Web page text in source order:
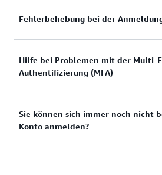
Benötigen Sie Hilfe mit der
Dokumentation anzeigen
Fehlerbehebung bei der
Sie haben versucht, sich
Anmeldeinformationen haben
Root-Benutzerkonto?
Hilfe bei Problemen mit der Multi-
Authentifizierung (MFA)
Verlorenes oder unbrauchbares
Authentifizierungs-Gerät (MFA)
Sie können sich immer noch nicht
Konto anmelden?